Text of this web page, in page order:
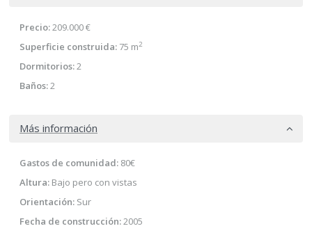
Precio: 209.000 €
Superficie construida: 75 m2
Dormitorios: 2
Baños: 2
Más información
Gastos de comunidad: 80€
Altura: Bajo pero con vistas
Orientación: Sur
Fecha de construcción: 2005